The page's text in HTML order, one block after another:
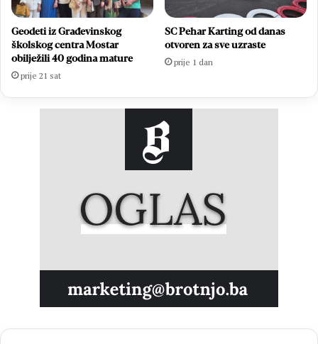
Geodeti iz Građevinskog
školskog centra Mostar
obilježili 40 godina mature
prije 21 sat
SC Pehar Karting od danas
otvoren za sve uzraste
prije 1 dan